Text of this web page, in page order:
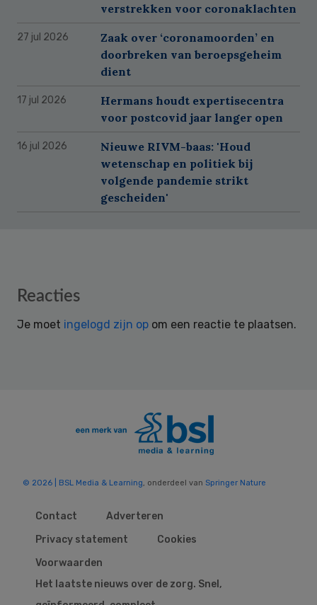
verstrekken voor coronaklachten
27 jul 2026
Zaak over ‘coronamoorden’ en
doorbreken van beroepsgeheim
dient
17 jul 2026
Hermans houdt expertisecentra
voor postcovid jaar langer open
16 jul 2026
Nieuwe RIVM-baas: 'Houd
wetenschap en politiek bij
volgende pandemie strikt
gescheiden'
Reader
Reacties
Je moet ingelogd zijn op om een reactie te plaatsen.
© 2026 | BSL Media & Learning , onderdeel van Springer Nature
Contact
Adverteren
Privacy statement
Cookies
Voorwaarden
Het laatste nieuws over de zorg. Snel,